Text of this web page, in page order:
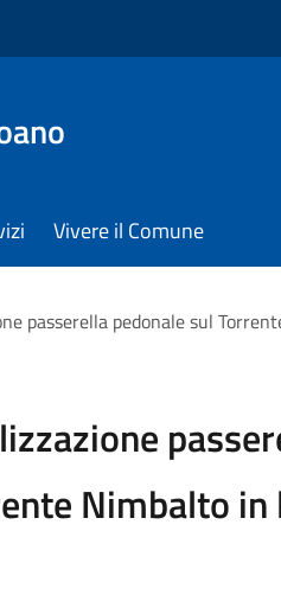
Vivere il Comune
passerella pedonale sul
Nimbalto